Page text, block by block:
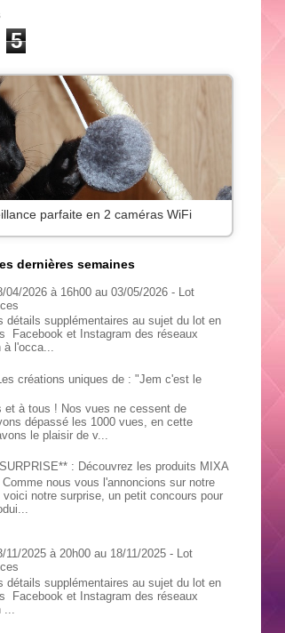
5
parfaite en 2 caméras WiFi
dernières semaines
04/2026 à 16h00 au 03/05/2026 - Lot
détails supplémentaires au sujet du lot en
Facebook et Instagram des réseaux
à l'occa...
créations uniques de : "Jem c'est le
et à tous ! Nos vues ne cessent de
dépassé les 1000 vues, en cette
le plaisir de v...
: Découvrez les produits MIXA
nous vous l'annoncions sur notre
voici notre surprise, un petit concours pour
11/2025 à 20h00 au 18/11/2025 - Lot
détails supplémentaires au sujet du lot en
Facebook et Instagram des réseaux
...